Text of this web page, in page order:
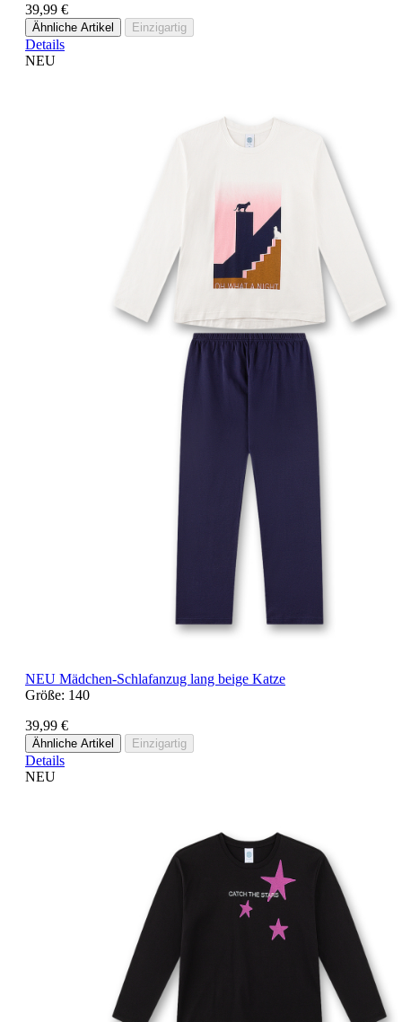
39,99 €
Ähnliche Artikel Einzigartig
Details
NEU
NEU Mädchen-Schlafanzug lang beige Katze
Größe: 140
39,99 €
Ähnliche Artikel Einzigartig
Details
NEU